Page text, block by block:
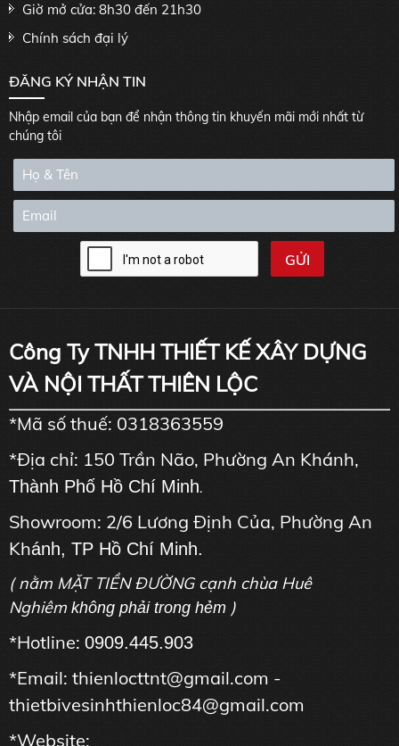
Giờ mở cửa: 8h30 đến 21h30
Chính sách đại lý
ĐĂNG KÝ NHẬN TIN
Nhập email của bạn để nhận thông tin khuyến mãi mới nhất từ
chúng tôi
Công Ty TNHH THIẾT KẾ XÂY DỰNG
VÀ NỘI THẤT THIÊN LỘC
*Mã số thuế: 0318363559
*Địa chỉ: 150 Trần Não, Phường An Khánh,
Thành Phố Hồ Chí Minh.
Showroom: 2/6 Lương Định Của, Phường An
Khánh, TP Hồ Chí Minh.
( nằm MẶT TIỀN ĐƯỜNG cạnh chùa Huê
Nghiêm không phải trong hẻm )
*Hotline: 0909.445.903
*Email: thienlocttnt@gmail.com -
thietbivesinhthienloc84@gmail.com
*Website: